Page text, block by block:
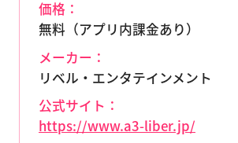
価格：
無料（アプリ内課金あり）
メーカー：
リベル・エンタテインメント
公式サイト：
https://www.a3-liber.jp/